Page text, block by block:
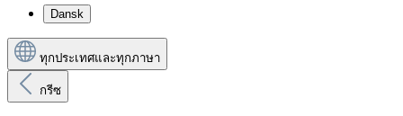
Dansk
ทุกประเทศและทุกภาษา
กรีซ